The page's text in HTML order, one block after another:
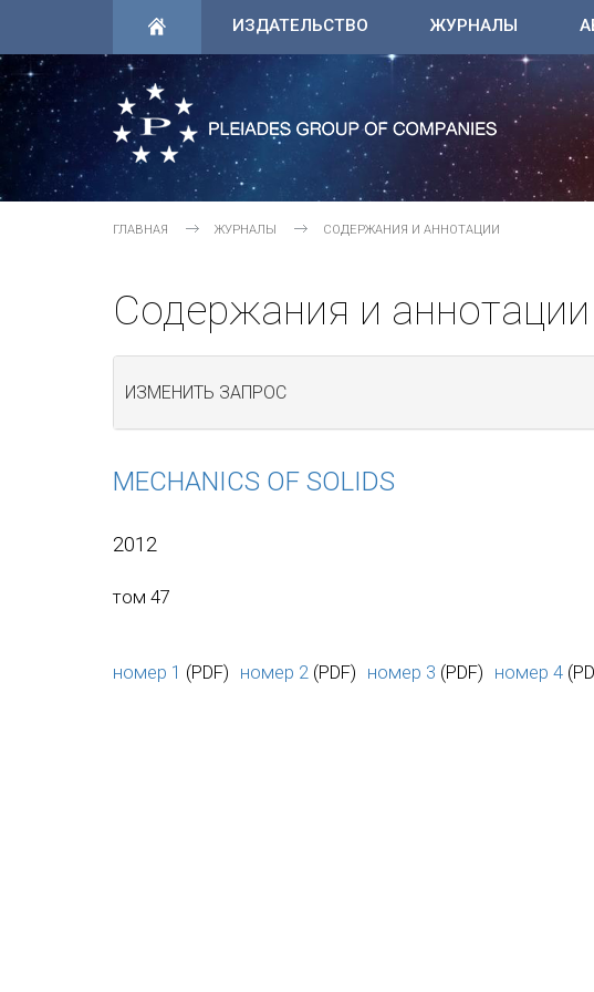
ИЗДАТЕЛЬСТВО ЖУРНАЛЫ
ГЛАВНАЯ ЖУРНАЛЫ СОДЕРЖАНИЯ И АННОТАЦИИ
Содержания и аннотации
ИЗМЕНИТЬ ЗАПРОС
MECHANICS OF SOLIDS
2012
том 47
номер 1 (PDF) номер 2 (PDF) номер 3 (PDF) номер 4